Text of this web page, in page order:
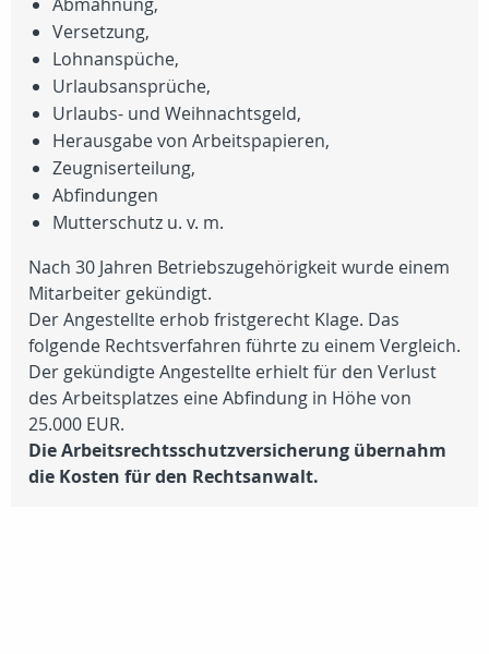
Versetzung,
Lohnanspüche,
Urlaubsansprüche,
Urlaubs- und Weihnachtsgeld,
Herausgabe von Arbeitspapieren,
Zeugniserteilung,
Abfindungen
Mutterschutz u. v. m.
Nach 30 Jahren Betriebszugehörigkeit wurde einem
Mitarbeiter gekündigt.
Der Angestellte erhob fristgerecht Klage. Das
folgende Rechtsverfahren führte zu einem Vergleich.
Der gekündigte Angestellte erhielt für den Verlust
des Arbeitsplatzes eine Abfindung in Höhe von
25.000 EUR.
Die Arbeitsrechtsschutzversicherung übernahm
die Kosten für den Rechtsanwalt.